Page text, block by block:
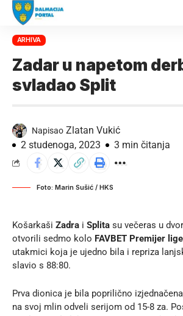
ARHIVA
Zadar u napetom
svladao Split
Napisao Zlatan Vukić
2 studenoga, 2023
3 min čitanja
Foto: Marin Sušić / HKS
Košarkaši Zadra i Splita su večeras u
otvorili sedmo kolo FAVBET Premijer lige
utakmici koja je ujedno bila i repriza
slavio s 88:80.
Prva dionica je bila poprilično
na svoj mlin odveli serijom od 15-8 za.